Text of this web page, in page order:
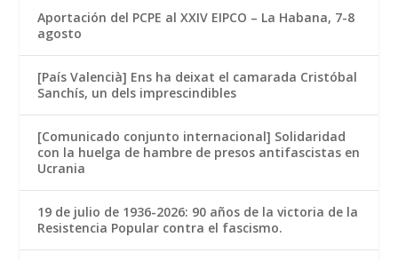
Aportación del PCPE al XXIV EIPCO – La Habana, 7-8
agosto
[País Valencià] Ens ha deixat el camarada Cristóbal
Sanchís, un dels imprescindibles
[Comunicado conjunto internacional] Solidaridad
con la huelga de hambre de presos antifascistas en
Ucrania
19 de julio de 1936-2026: 90 años de la victoria de la
Resistencia Popular contra el fascismo.